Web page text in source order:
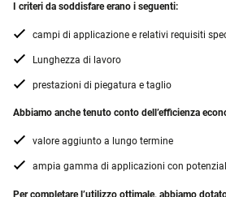
I criteri da soddisfare erano i seguenti:
campi di applicazione e relativi requisiti
Lunghezza di lavoro
prestazioni di piegatura e taglio
Abbiamo anche tenuto conto dell’efficienza
valore aggiunto a lungo termine
ampia gamma di applicazioni con
Per completare l’utilizzo ottimale, abbiamo